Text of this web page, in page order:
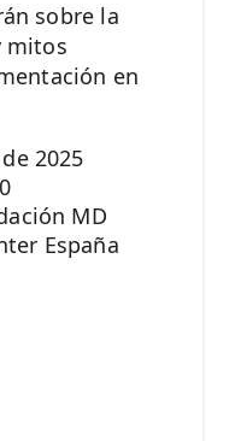
sobre la
mitos
en
2025
MD
España